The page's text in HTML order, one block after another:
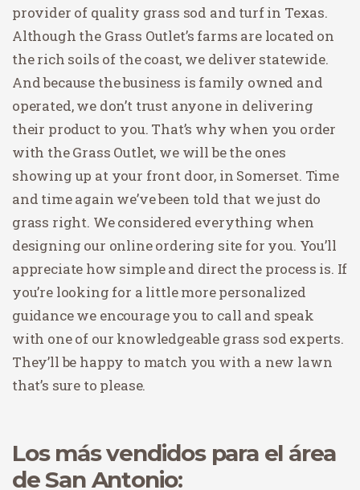
provider of quality grass sod and turf in Texas.
Although the Grass Outlet’s farms are located on
the rich soils of the coast, we deliver statewide.
And because the business is family owned and
operated, we don’t trust anyone in delivering
their product to you. That’s why when you order
with the Grass Outlet, we will be the ones
showing up at your front door, in Somerset. Time
and time again we’ve been told that we just do
grass right. We considered everything when
designing our online ordering site for you. You’ll
appreciate how simple and direct the process is. If
you’re looking for a little more personalized
guidance we encourage you to call and speak
with one of our knowledgeable grass sod experts.
They’ll be happy to match you with a new lawn
that’s sure to please.
Los más vendidos para el área
de San Antonio: